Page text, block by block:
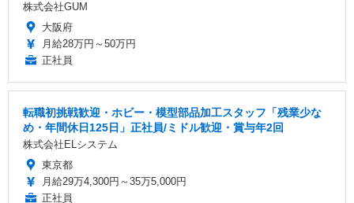
株式会社GUM
大阪府
月給28万円～50万円
正社員
転職初挑戦歓迎・ホビー・模型部品加工スタッフ「残業少な
め・年間休日125日」正社員/ミドル歓迎・賞与年2回
株式会社ELシステム
東京都
月給29万4,300円～35万5,000円
正社員